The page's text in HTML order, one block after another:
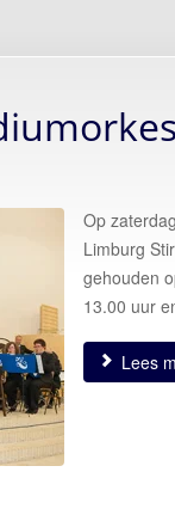
Op
Limburg
gehouden
13.00 uur
Lees